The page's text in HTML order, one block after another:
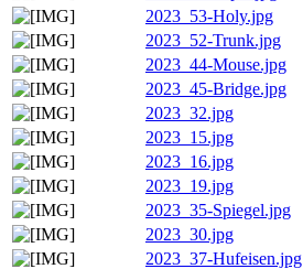
2023_53-Holy.jpg
2023_52-Trunk.jpg
2023_44-Mouse.jpg
2023_45-Bridge.jpg
2023_32.jpg
2023_15.jpg
2023_16.jpg
2023_19.jpg
2023_35-Spiegel.jpg
2023_30.jpg
2023_37-Hufeisen.jpg